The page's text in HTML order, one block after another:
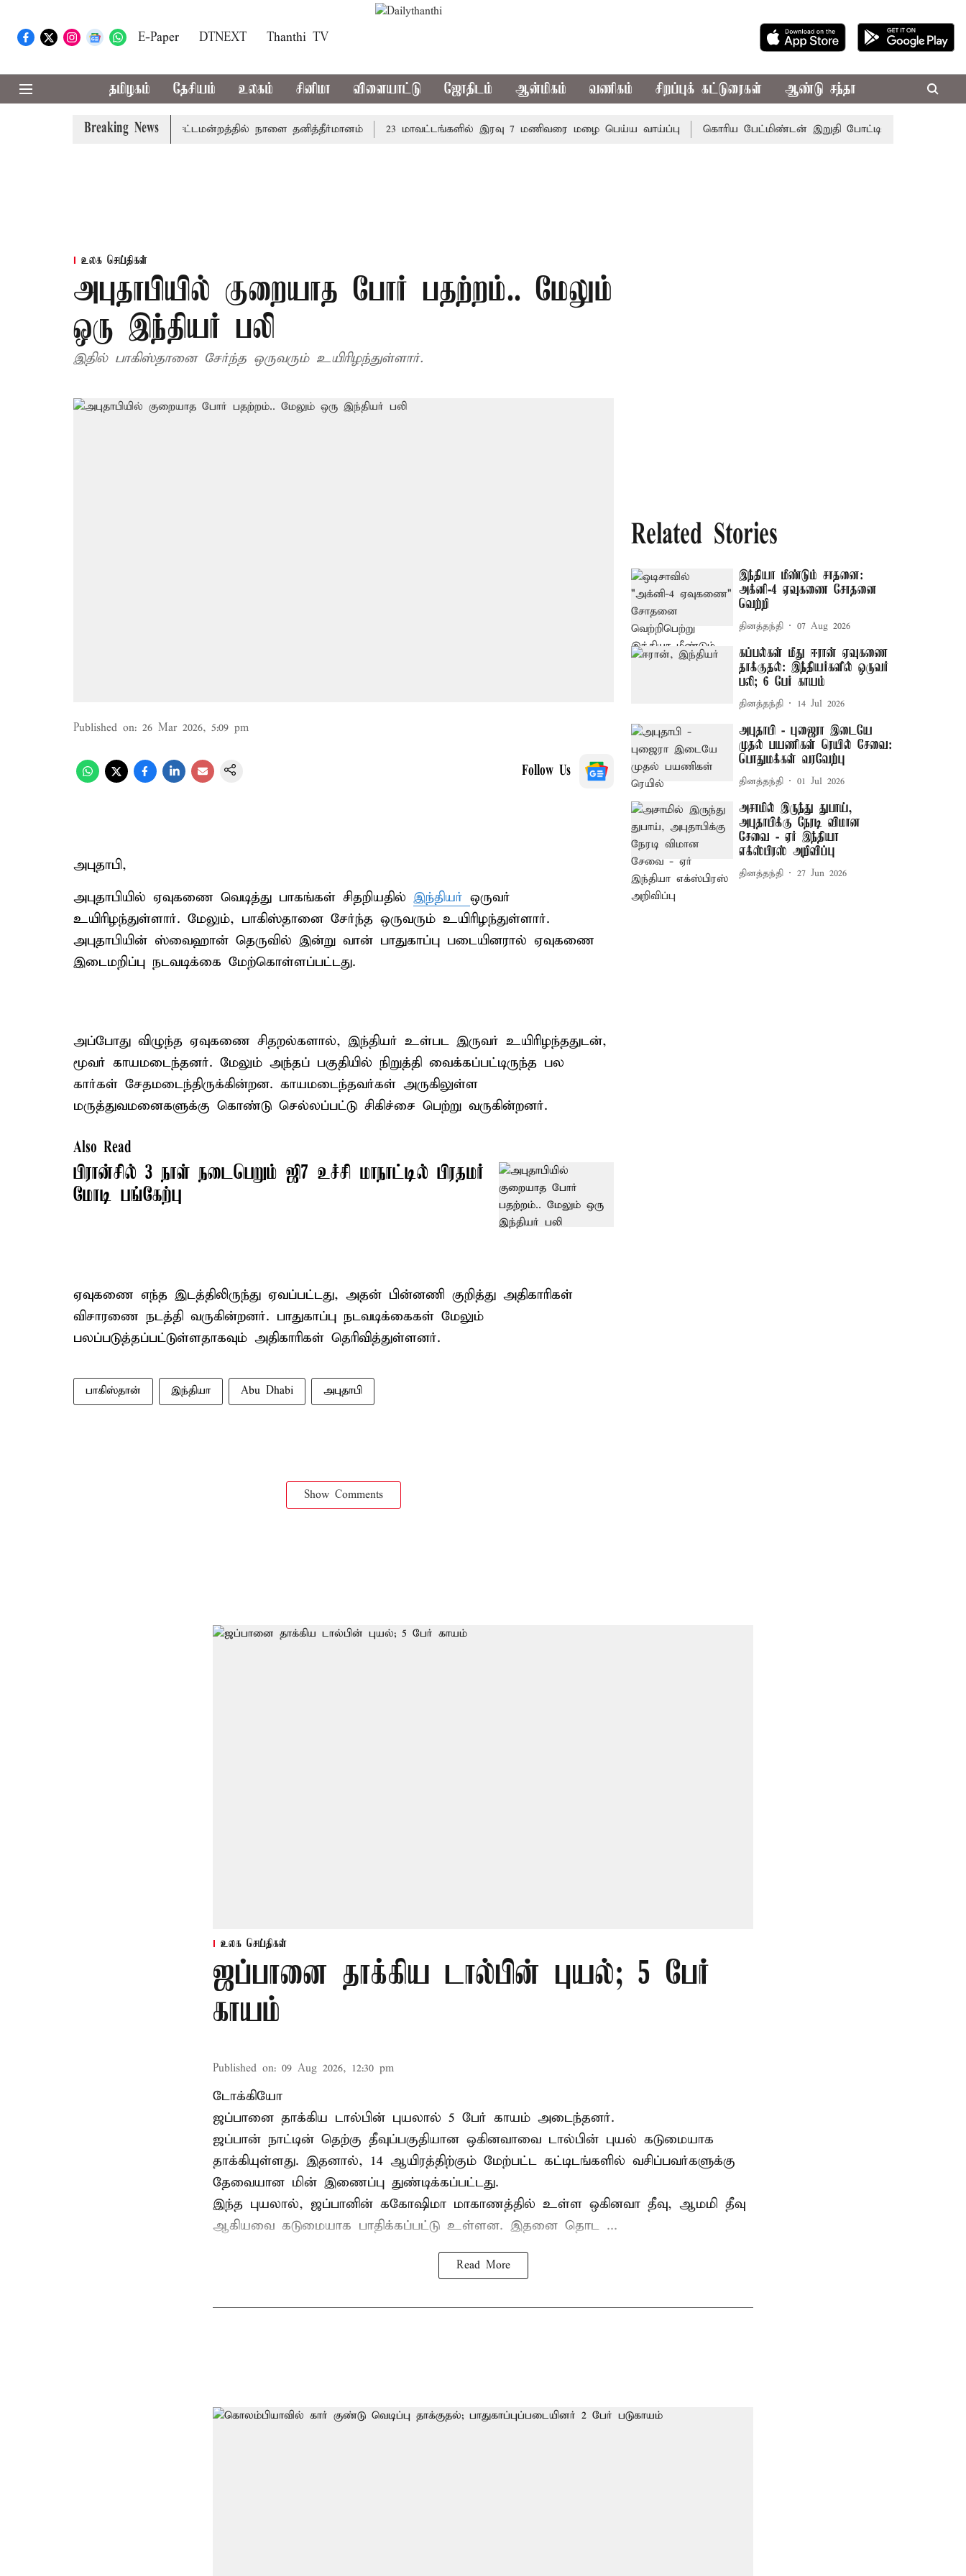
E-Paper DTNEXT Thanthi TV
தமிழகம் தேசியம் உலகம் சினிமா விளையாட்டு ஜோதிடம் ஆன்மிகம் வணிகம் சிறப்புக் கட்டுரைகள் ஆண்டு சந்தா
Breaking News
முதலில் தமிழ்த்தாய் வாழ்த்து: சட்டமன்றத்தில் நாளை தனித்தீர்மானம் 23 மாவட்டங்களில் இரவு 7 மணிவரை மழை பெய்ய வாய்ப்பு கொரிய பேட்மிண்டன் இறுதி போட்டி; இந்திய வீராங்கனை
உலக செய்திகள்
அபுதாபியில் குறையாத போர் பதற்றம்.. மேலும்
ஒரு இந்தியர் பலி
இதில் பாகிஸ்தானை சேர்ந்த ஒருவரும் உயிரிழந்துள்ளார்.
Published on: 26 Mar 2026, 5:09 pm
Follow Us
அபுதாபி,
அபுதாபியில் ஏவுகணை வெடித்து பாகங்கள் சிதறியதில் இந்தியர் ஒருவர்
உயிரிழந்துள்ளார். மேலும், பாகிஸ்தானை சேர்ந்த ஒருவரும் உயிரிழந்துள்ளார்.
அபுதாபியின் ஸ்வைஹான் தெருவில் இன்று வான் பாதுகாப்பு படையினரால் ஏவுகணை
இடைமறிப்பு நடவடிக்கை மேற்கொள்ளப்பட்டது.
அப்போது விழுந்த ஏவுகணை சிதறல்களால், இந்தியர் உள்பட இருவர் உயிரிழந்ததுடன்,
மூவர் காயமடைந்தனர். மேலும் அந்தப் பகுதியில் நிறுத்தி வைக்கப்பட்டிருந்த பல
கார்கள் சேதமடைந்திருக்கின்றன. காயமடைந்தவர்கள் அருகிலுள்ள
மருத்துவமனைகளுக்கு கொண்டு செல்லப்பட்டு சிகிச்சை பெற்று வருகின்றனர்.
Also Read
பிரான்சில் 3 நாள் நடைபெறும் ஜி7 உச்சி மாநாட்டில் பிரதமர்
மோடி பங்கேற்பு
ஏவுகணை எந்த இடத்திலிருந்து ஏவப்பட்டது, அதன் பின்னணி குறித்து அதிகாரிகள்
விசாரணை நடத்தி வருகின்றனர். பாதுகாப்பு நடவடிக்கைகள் மேலும்
பலப்படுத்தப்பட்டுள்ளதாகவும் அதிகாரிகள் தெரிவித்துள்ளனர்.
பாகிஸ்தான் இந்தியா Abu Dhabi அபுதாபி
Show Comments
Related Stories
இந்தியா மீண்டும் சாதனை:
அக்னி-4 ஏவுகணை சோதனை
வெற்றி
தினத்தந்தி 07 Aug 2026
கப்பல்கள் மீது ஈரான் ஏவுகணை
தாக்குதல்: இந்தியர்களில் ஒருவர்
பலி; 6 பேர் காயம்
தினத்தந்தி 14 Jul 2026
அபுதாபி - புஜைரா இடையே
முதல் பயணிகள் ரெயில் சேவை:
பொதுமக்கள் வரவேற்பு
தினத்தந்தி 01 Jul 2026
அசாமில் இருந்து துபாய்,
அபுதாபிக்கு நேரடி விமான
சேவை - ஏர் இந்தியா
எக்ஸ்பிரஸ் அறிவிப்பு
தினத்தந்தி 27 Jun 2026
உலக செய்திகள்
ஜப்பானை தாக்கிய டால்பின் புயல்; 5 பேர்
காயம்
Published on: 09 Aug 2026, 12:30 pm
டோக்கியோ
ஜப்பானை தாக்கிய டால்பின் புயலால் 5 பேர் காயம் அடைந்தனர்.
ஜப்பான் நாட்டின் தெற்கு தீவுப்பகுதியான ஒகினவாவை டால்பின் புயல் கடுமையாக
தாக்கியுள்ளது. இதனால், 14 ஆயிரத்திற்கும் மேற்பட்ட கட்டிடங்களில் வசிப்பவர்களுக்கு
தேவையான மின் இணைப்பு துண்டிக்கப்பட்டது.
இந்த புயலால், ஜப்பானின் ககோஷிமா மாகாணத்தில் உள்ள ஒகினவா தீவு, ஆமமி தீவு
ஆகியவை கடுமையாக பாதிக்கப்பட்டு உள்ளன. இதனை தொட ...
Read More